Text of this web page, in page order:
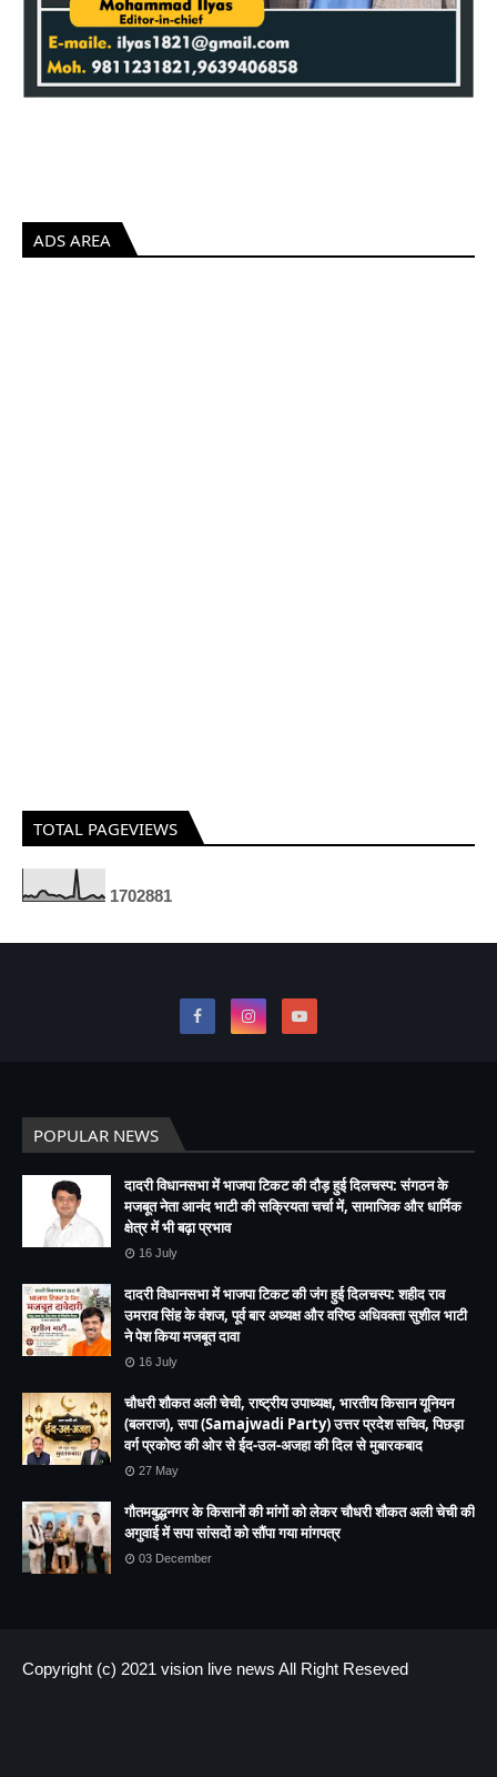
ADS AREA
TOTAL PAGEVIEWS
1702881
POPULAR NEWS
दादरी विधानसभा में भाजपा टिकट की दौड़ हुई दिलचस्प: संगठन के
मजबूत नेता आनंद भाटी की सक्रियता चर्चा में, सामाजिक और धार्मिक
क्षेत्र में भी बढ़ा प्रभाव
16 July
दादरी विधानसभा में भाजपा टिकट की जंग हुई दिलचस्प: शहीद राव
उमराव सिंह के वंशज, पूर्व बार अध्यक्ष और वरिष्ठ अधिवक्ता सुशील भाटी
ने पेश किया मजबूत दावा
16 July
चौधरी शौकत अली चेची, राष्ट्रीय उपाध्यक्ष, भारतीय किसान यूनियन
(बलराज), सपा (Samajwadi Party) उत्तर प्रदेश सचिव, पिछड़ा
वर्ग प्रकोष्ठ की ओर से ईद-उल-अजहा की दिल से मुबारकबाद
27 May
गौतमबुद्धनगर के किसानों की मांगों को लेकर चौधरी शौकत अली चेची की
अगुवाई में सपा सांसदों को सौंपा गया मांगपत्र
03 December
Copyright (c) 2021 vision live news All Right Reseved